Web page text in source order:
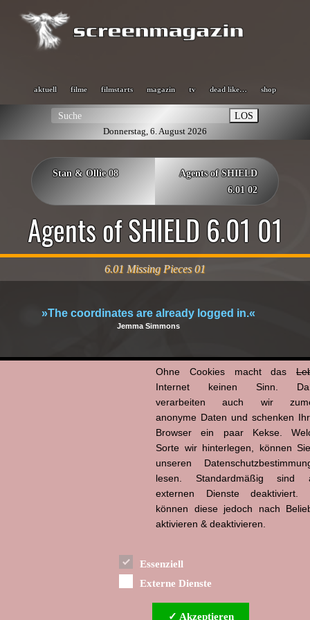
aktuell filme filmstarts magazin tv dead like… shop
LOS
Donnerstag, 6. August 2026
Stan & Ollie 08
Agents of SHIELD
6.01 02
Agents of SHIELD 6.01 01
6.01 Missing Pieces 01
»The coordinates are already logged in.«
Jemma Simmons
WhatsApp
Facebook
X Tumblr
Pinterest
Teilen
Ohne Cookies macht das
Internet keinen Sinn.
verarbeiten auch wir
anonyme Daten und schenken
Browser ein paar Kekse.
Sorte wir hinterlegen, können
unseren
lesen. Standardmäßig sind
externen Dienste deaktiviert.
können diese jedoch nach
aktivieren & deaktivieren.
Essenziell
Externe Dienste
✓ Akzeptieren